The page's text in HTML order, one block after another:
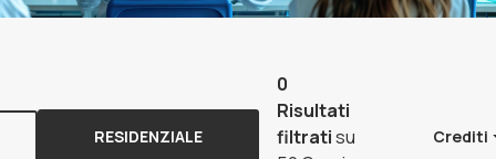
RESIDENZIALE
0
Risultati
filtratisu
Crediti